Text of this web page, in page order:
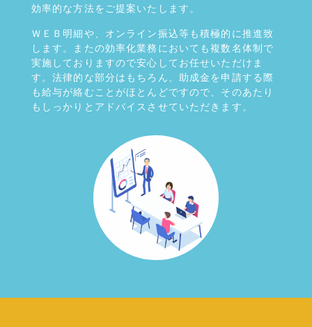
効率的な方法をご提案いたします。
ＷＥＢ明細や、オンライン振込等も積極的に推進致
します。またの効率化業務においても複数名体制で
実施しておりますので安心してお任せいただけま
す。法律的な部分はもちろん、助成金を申請する際
も給与が絡むことがほとんどですので、そのあたり
もしっかりとアドバイスさせていただきます。